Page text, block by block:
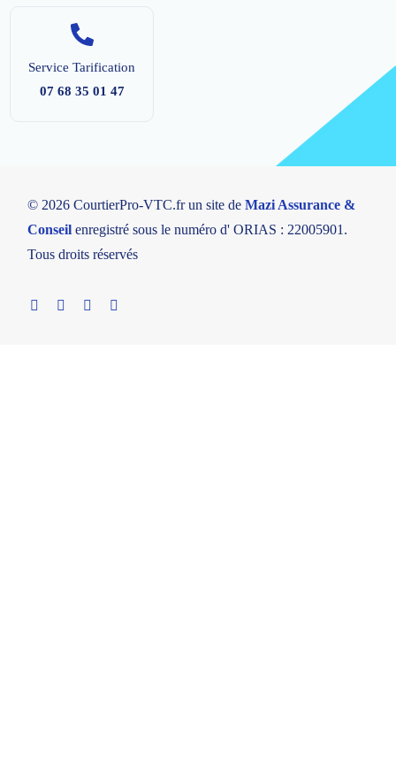
Service Tarification
07 68 35 01 47
© 2026 CourtierPro-VTC.fr un site deMazi Assurance &
Conseil enregistré sous le numéro d' ORIAS : 22005901.
Tous droits réservés